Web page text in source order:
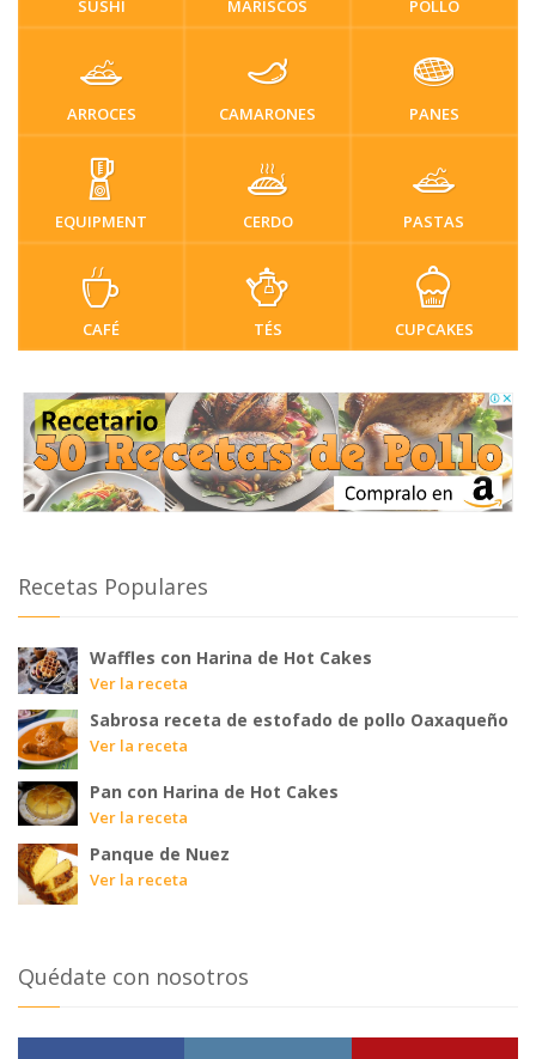
SUSHI MARISCOS POLLO
ARROCES CAMARONES PANES
EQUIPMENT CERDO PASTAS
CAFÉ TÉS CUPCAKES
Recetas Populares
Waffles con Harina de Hot Cakes
Ver la receta
Sabrosa receta de estofado de pollo Oaxaqueño
Ver la receta
Pan con Harina de Hot Cakes
Ver la receta
Panque de Nuez
Ver la receta
Quédate con nosotros